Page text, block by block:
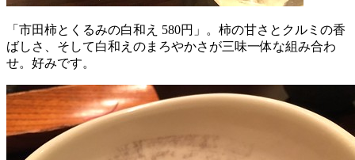
「市田柿とくるみの白和え 580円」。柿の甘さとクルミの香
ばしさ、そして白和えのまろやかさが三味一体な組み合わ
せ。好みです。